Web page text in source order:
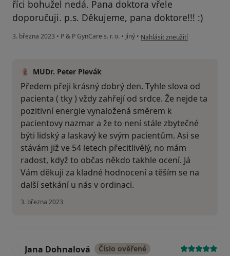
říci bohužel nedá. Pana doktora vřele
doporučuji. p.s. Děkujeme, pana doktore!!! :)
3. března 2023 • P & P GynCare s. r. o. • Jiný • podle názoru uživatele
Nahlásit zneužití
MUDr. Peter Plevák
Předem přeji krásný dobrý den. Tyhle slova od
pacienta ( tky ) vždy zahřejí od srdce. Že nejde ta
pozitivní energie vynaložená směrem k
pacientovy nazmar a že to není stále zbytečné
býti lidský a laskavý ke svým pacientům. Asi se
stávám již ve 54 letech přecitlivělý, no mám
radost, když to občas někdo takhle ocení. Já
Vám děkuji za kladné hodnocení a těším se na
další setkání u nás v ordinaci.
3. března 2023
Jana Dohnalová Číslo ověřené